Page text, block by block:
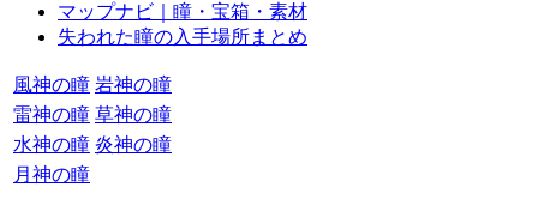
マップナビ｜瞳・宝箱・素材
失われた瞳の入手場所まとめ
風神の瞳 岩神の瞳
雷神の瞳 草神の瞳
水神の瞳 炎神の瞳
月神の瞳